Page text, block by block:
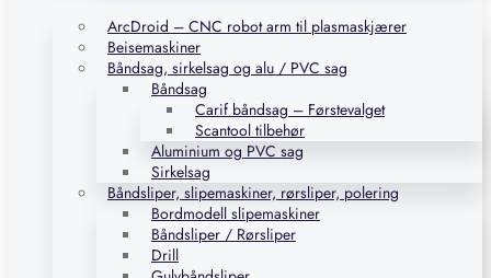
ArcDroid – CNC robot arm til plasmaskjærer
Beisemaskiner
Båndsag, sirkelsag og alu / PVC sag
Båndsag
Carif båndsag – Førstevalget
Scantool tilbehør
Aluminium og PVC sag
Sirkelsag
Båndsliper, slipemaskiner, rørsliper, polering
Bordmodell slipemaskiner
Båndsliper / Rørsliper
Drill